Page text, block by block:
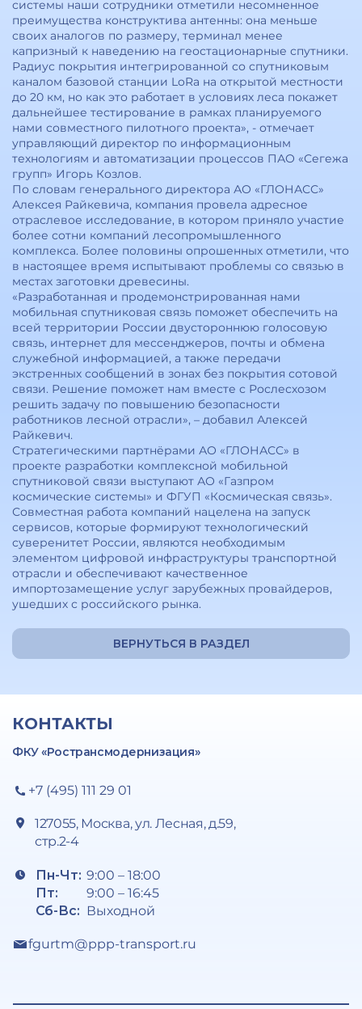
системы наши сотрудники отметили несомненное
преимущества конструктива антенны: она меньше
своих аналогов по размеру, терминал менее
капризный к наведению на геостационарные спутники.
Радиус покрытия интегрированной со спутниковым
каналом базовой станции LoRa на открытой местности
до 20 км, но как это работает в условиях леса покажет
дальнейшее тестирование в рамках планируемого
нами совместного пилотного проекта», - отмечает
управляющий директор по информационным
технологиям и автоматизации процессов ПАО «Сегежа
групп» Игорь Козлов.
По словам генерального директора АО «ГЛОНАСС»
Алексея Райкевича, компания провела адресное
отраслевое исследование, в котором приняло участие
более сотни компаний лесопромышленного
комплекса. Более половины опрошенных отметили, что
в настоящее время испытывают проблемы со связью в
местах заготовки древесины.
«Разработанная и продемонстрированная нами
мобильная спутниковая связь поможет обеспечить на
всей территории России двустороннюю голосовую
связь, интернет для мессенджеров, почты и обмена
служебной информацией, а также передачи
экстренных сообщений в зонах без покрытия сотовой
связи. Решение поможет нам вместе с Рослесхозом
решить задачу по повышению безопасности
работников лесной отрасли», – добавил Алексей
Райкевич.
Стратегическими партнёрами АО «ГЛОНАСС» в
проекте разработки комплексной мобильной
спутниковой связи выступают АО «Газпром
космические системы» и ФГУП «Космическая связь».
Совместная работа компаний нацелена на запуск
сервисов, которые формируют технологический
суверенитет России, являются необходимым
элементом цифровой инфраструктуры транспортной
отрасли и обеспечивают качественное
импортозамещение услуг зарубежных провайдеров,
ушедших с российского рынка.
ВЕРНУТЬСЯ В РАЗДЕЛ
КОНТАКТЫ
ФКУ «Ространсмодернизация»
+7 (495) 111 29 01
127055, Москва, ул. Лесная, д.59,
стр.2-4
Пн-Чт:
Пт:
Сб-Вс:
9:00 – 18:00
9:00 – 16:45
Выходной
fgurtm@ppp-transport.ru